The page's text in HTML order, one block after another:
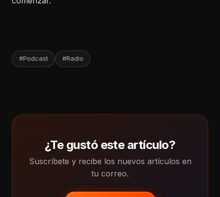
#Podcast #Radio
¿Te gustó este artículo?
Suscríbete y recibe los nuevos artículos en
tu correo.